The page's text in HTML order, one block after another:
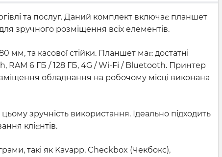
та послуг. Даний комплект включає планшет
зручного розміщення всіх елементів.
мм, та касової стійки. Планшет має достатні
RAM 6 ГБ / 128 ГБ, 4G / Wi-Fi / Bluetooth. Принтер
обладнання на робочому місці виконана
зручність використання. Ідеально підходить
клієнтів.
такі як Kavapp, Checkbox (Чекбокс),